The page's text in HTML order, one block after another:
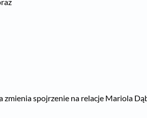
spojrzenie na relacje Mariola